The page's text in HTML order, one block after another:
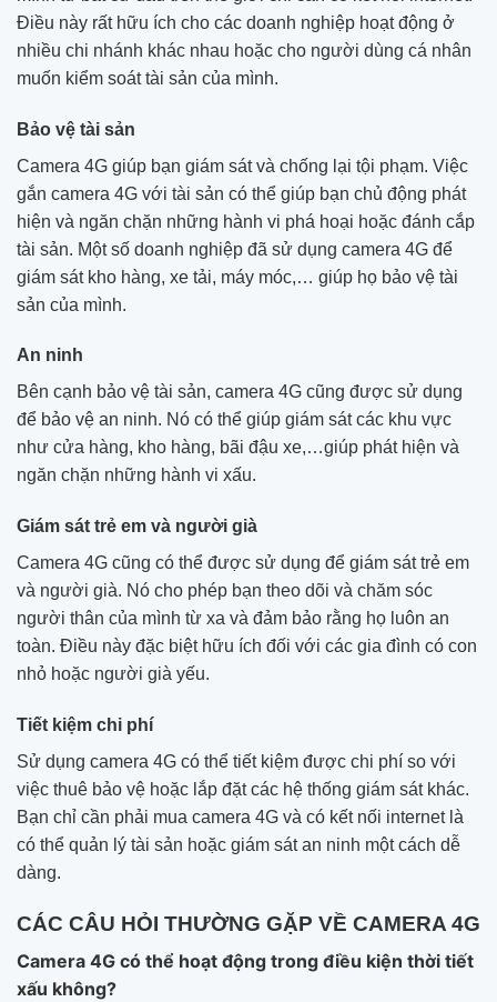
Điều này rất hữu ích cho các doanh nghiệp hoạt động ở
nhiều chi nhánh khác nhau hoặc cho người dùng cá nhân
muốn kiểm soát tài sản của mình.
Bảo vệ tài sản
Camera 4G giúp bạn giám sát và chống lại tội phạm. Việc
gắn camera 4G với tài sản có thể giúp bạn chủ động phát
hiện và ngăn chặn những hành vi phá hoại hoặc đánh cắp
tài sản. Một số doanh nghiệp đã sử dụng camera 4G để
giám sát kho hàng, xe tải, máy móc,… giúp họ bảo vệ tài
sản của mình.
An ninh
Bên cạnh bảo vệ tài sản, camera 4G cũng được sử dụng
để bảo vệ an ninh. Nó có thể giúp giám sát các khu vực
như cửa hàng, kho hàng, bãi đậu xe,…giúp phát hiện và
ngăn chặn những hành vi xấu.
Giám sát trẻ em và người già
Camera 4G cũng có thể được sử dụng để giám sát trẻ em
và người già. Nó cho phép bạn theo dõi và chăm sóc
người thân của mình từ xa và đảm bảo rằng họ luôn an
toàn. Điều này đặc biệt hữu ích đối với các gia đình có con
nhỏ hoặc người già yếu.
Tiết kiệm chi phí
Sử dụng camera 4G có thể tiết kiệm được chi phí so với
việc thuê bảo vệ hoặc lắp đặt các hệ thống giám sát khác.
Bạn chỉ cần phải mua camera 4G và có kết nối internet là
có thể quản lý tài sản hoặc giám sát an ninh một cách dễ
dàng.
CÁC CÂU HỎI THƯỜNG GẶP VỀ CAMERA 4G
Camera 4G có thể hoạt động trong điều kiện thời tiết
xấu không?